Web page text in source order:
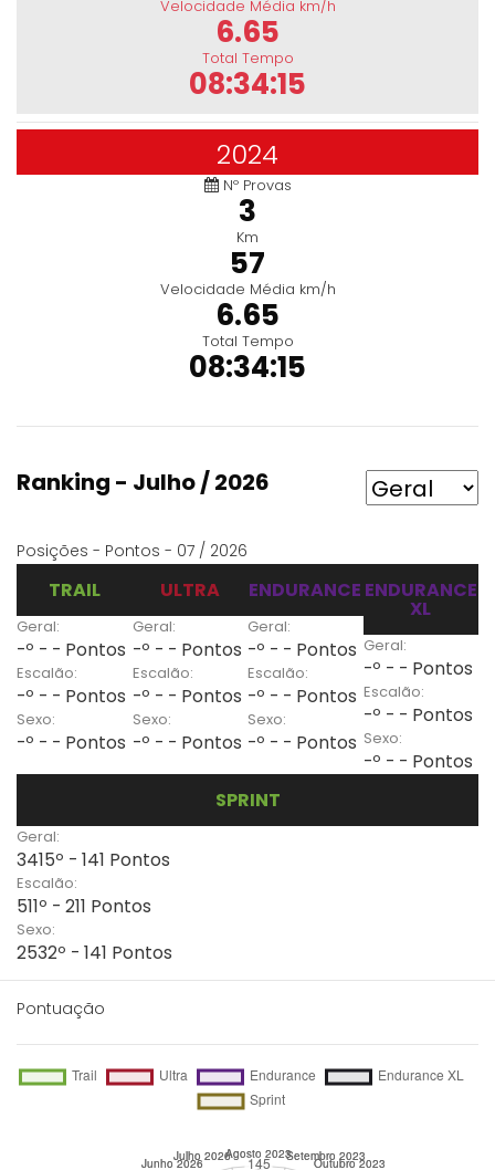
Velocidade Média km/h
6.65
Total Tempo
08:34:15
2024
Nº Provas
3
Km
57
Velocidade Média km/h
6.65
Total Tempo
08:34:15
Ranking - Julho / 2026
Posições - Pontos - 07 / 2026
TRAIL
Geral:
-º - - Pontos
Escalão:
-º - - Pontos
Sexo:
-º - - Pontos
ULTRA
Geral:
-º - - Pontos
Escalão:
-º - - Pontos
Sexo:
-º - - Pontos
ENDURANCE
Geral:
-º - - Pontos
Escalão:
-º - - Pontos
Sexo:
-º - - Pontos
ENDURANCE
XL
Geral:
-º - - Pontos
Escalão:
-º - - Pontos
Sexo:
-º - - Pontos
SPRINT
Geral:
3415º - 141 Pontos
Escalão:
511º - 211 Pontos
Sexo:
2532º - 141 Pontos
Pontuação